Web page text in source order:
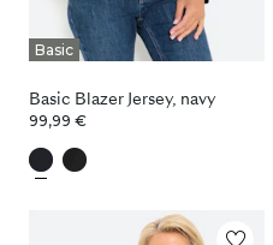
Basic
Basic Blazer Jersey, navy
99,99 €